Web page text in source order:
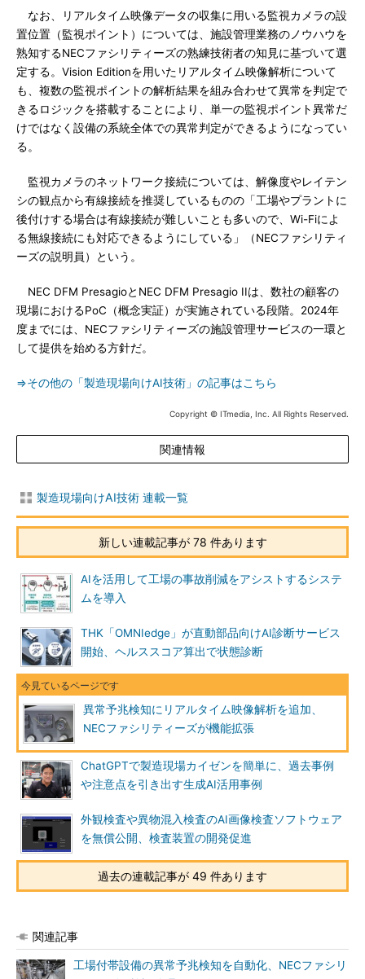
なお、リアルタイム映像データの収集に用いる監視カメラの設
置位置（監視ポイント）については、施設管理業務のノウハウを
熟知するNECファシリティーズの熟練技術者の知見に基づいて選
定する。Vision Editionを用いたリアルタイム映像解析について
も、複数の監視ポイントの解析結果を組み合わせて異常を判定で
きるロジックを搭載することにより、単一の監視ポイント異常だ
けではなく設備の系統全体での異常判定ができるようになってい
る。
監視カメラのネットワーク接続については、解像度やレイテン
シの観点から有線接続を推奨しているものの「工場やプラントに
後付けする場合は有線接続が難しいことも多いので、Wi-Fiによ
る無線接続にも対応できるようにしている」（NECファシリティ
ーズの説明員）という。
NEC DFM PresagioとNEC DFM Presagio IIは、数社の顧客の
現場におけるPoC（概念実証）が実施されている段階。2024年
度までには、NECファシリティーズの施設管理サービスの一環と
して提供を始める方針だ。
⇒その他の「製造現場向けAI技術」の記事はこちら
Copyright © ITmedia, Inc. All Rights Reserved.
関連情報
製造現場向けAI技術 連載一覧
新しい連載記事が 78 件あります
AIを活用して工場の事故削減をアシストするシステ
ムを導入
THK「OMNIedge」が直動部品向けAI診断サービス
開始、ヘルススコア算出で状態診断
異常予兆検知にリアルタイム映像解析を追加、
NECファシリティーズが機能拡張
ChatGPTで製造現場カイゼンを簡単に、過去事例
や注意点を引き出す生成AI活用事例
外観検査や異物混入検査のAI画像検査ソフトウェア
を無償公開、検査装置の開発促進
過去の連載記事が 49 件あります
関連記事
工場付帯設備の異常予兆検知を自動化、NECファシリ